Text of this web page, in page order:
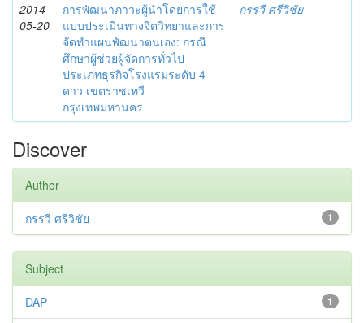
2014-
05-20
การพัฒนาภาวะผู้นำโดยการใช้
แบบประเมินทางจิตวิทยาและการ
จัดทำแผนพัฒนาตนเอง: กรณี
ศึกษาผู้ช่วยผู้จัดการทั่วไป
ประเภทธุรกิจโรงแรมระดับ 4
ดาว เขตราชเทวี
กรุงเทพมหานคร
กรรวี ศรีวิชัย
Discover
Author
1
กรรวี ศรีวิชัย
Subject
1
DAP